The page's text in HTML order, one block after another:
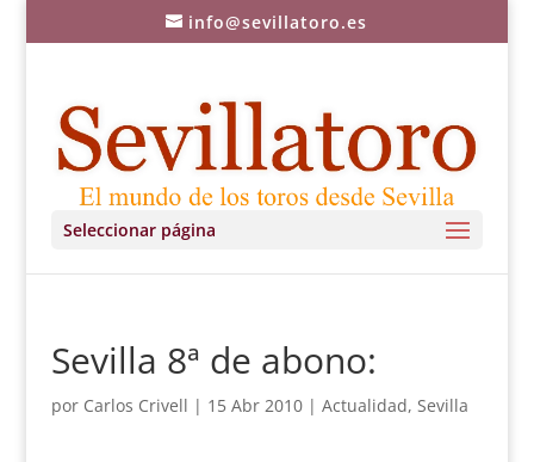
info@sevillatoro.es
Seleccionar página
Sevilla 8ª de abono:
por Carlos Crivell | 15 Abr 2010| Actualidad, Sevilla